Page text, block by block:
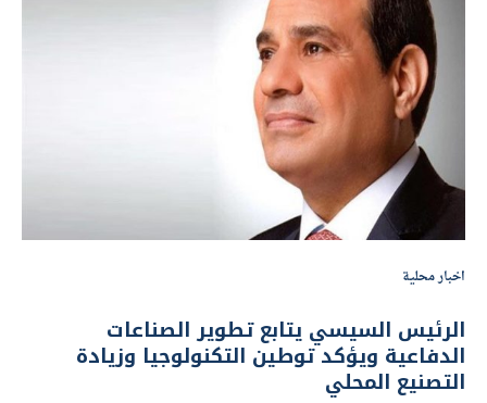
اخبار محلية
الرئيس السيسي يتابع تطوير الصناعات
الدفاعية ويؤكد توطين التكنولوجيا وزيادة
التصنيع المحلي